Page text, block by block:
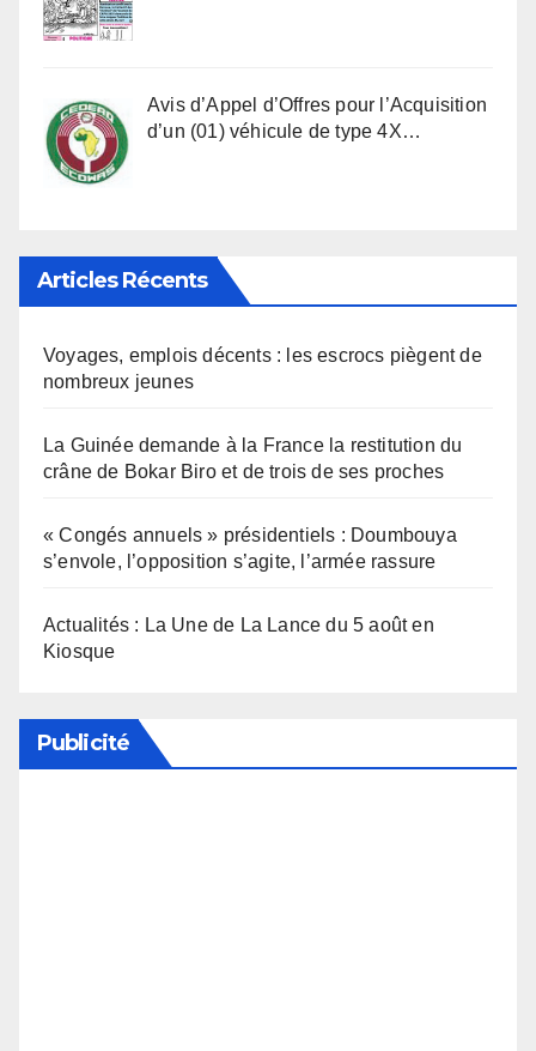
Avis d’Appel d’Offres pour l’Acquisition
d’un (01) véhicule de type 4X…
Articles Récents
Voyages, emplois décents : les escrocs piègent de
nombreux jeunes
La Guinée demande à la France la restitution du
crâne de Bokar Biro et de trois de ses proches
« Congés annuels » présidentiels : Doumbouya
s’envole, l’opposition s’agite, l’armée rassure
Actualités : La Une de La Lance du 5 août en
Kiosque
Publicité